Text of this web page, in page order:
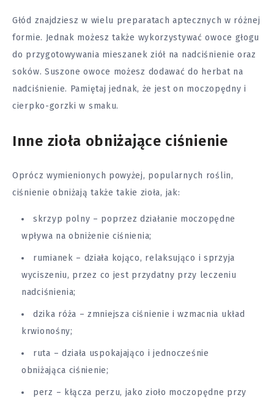
Głód znajdziesz w wielu preparatach aptecznych w różnej
formie. Jednak możesz także wykorzystywać owoce głogu
do przygotowywania mieszanek ziół na nadciśnienie oraz
soków. Suszone owoce możesz dodawać do herbat na
nadciśnienie. Pamiętaj jednak, że jest on moczopędny i
cierpko-gorzki w smaku.
Inne zioła obniżające ciśnienie
Oprócz wymienionych powyżej, popularnych roślin,
ciśnienie obniżają także takie zioła, jak:
skrzyp polny – poprzez działanie moczopędne
wpływa na obniżenie ciśnienia;
rumianek – działa kojąco, relaksująco i sprzyja
wyciszeniu, przez co jest przydatny przy leczeniu
nadciśnienia;
dzika róża – zmniejsza ciśnienie i wzmacnia układ
krwionośny;
ruta – działa uspokajająco i jednocześnie
obniżająca ciśnienie;
perz – kłącza perzu, jako zioło moczopędne przy